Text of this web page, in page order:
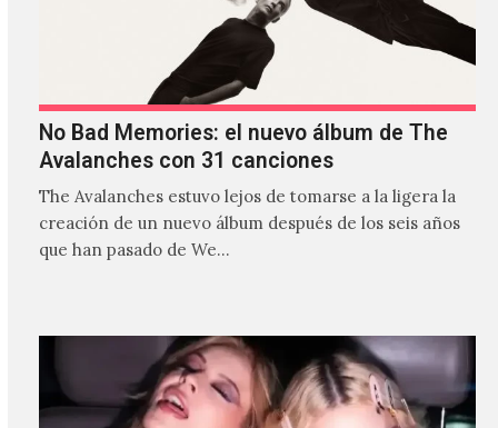
No Bad Memories: el nuevo álbum de The
Avalanches con 31 canciones
The Avalanches estuvo lejos de tomarse a la ligera la
creación de un nuevo álbum después de los seis años
que han pasado de We…